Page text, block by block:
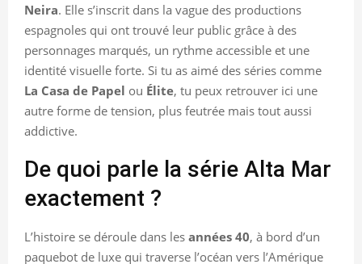
Neira. Elle s’inscrit dans la vague des productions
espagnoles qui ont trouvé leur public grâce à des
personnages marqués, un rythme accessible et une
identité visuelle forte. Si tu as aimé des séries comme
La Casa de Papel ou Élite, tu peux retrouver ici une
autre forme de tension, plus feutrée mais tout aussi
addictive.
De quoi parle la série Alta Mar
exactement ?
L’histoire se déroule dans les années 40, à bord d’un
paquebot de luxe qui traverse l’océan vers l’Amérique